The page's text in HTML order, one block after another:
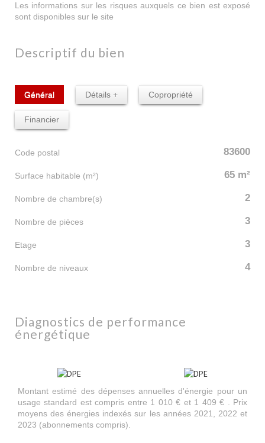
Les informations sur les risques auxquels ce bien est exposé
sont disponibles sur le site
descriptif du bien
Général Détails + Copropriété
Financier
Code postal 83600
Surface habitable (m²) 65 m²
Nombre de chambre(s) 2
Nombre de pièces 3
Etage 3
Nombre de niveaux 4
diagnostics de performance
énergétique
Montant estimé des dépenses annuelles d'énergie pour un
usage standard est compris entre 1 010 € et 1 409 € . Prix
moyens des énergies indexés sur les années 2021, 2022 et
2023 (abonnements compris).